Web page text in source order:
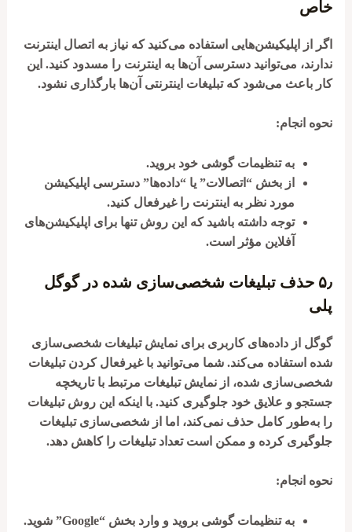
خاص
اگر از اپلیکیشن‌هایی استفاده می‌کنید که نیاز به اتصال اینترنت
ندارند، می‌توانید دسترسی آن‌ها به اینترنت را مسدود کنید. این
کار باعث می‌شود که تبلیغات اینترنتی آن‌ها بارگذاری نشود.
نحوه انجام:
به تنظیمات گوشی خود بروید.
از بخش “اتصالات” یا “داده‌ها” دسترسی اپلیکیشن
مورد نظر به اینترنت را غیرفعال کنید.
توجه داشته باشید که این روش تنها برای اپلیکیشن‌های
آفلاین مؤثر است.
۵٫ حذف تبلیغات شخصی‌سازی شده در گوگل
پلی
گوگل از داده‌های کاربری برای نمایش تبلیغات شخصی‌سازی
شده استفاده می‌کند. شما می‌توانید با غیرفعال کردن تبلیغات
شخصی‌سازی شده، از نمایش تبلیغات مرتبط با تاریخچه
جستجو و علایق خود جلوگیری کنید. با اینکه این روش تبلیغات
را به‌طور کامل حذف نمی‌کند، اما از شخصی‌سازی تبلیغات
جلوگیری کرده و ممکن است تعداد تبلیغات را کاهش دهد.
نحوه انجام:
به تنظیمات گوشی بروید و وارد بخش “Google” شوید.